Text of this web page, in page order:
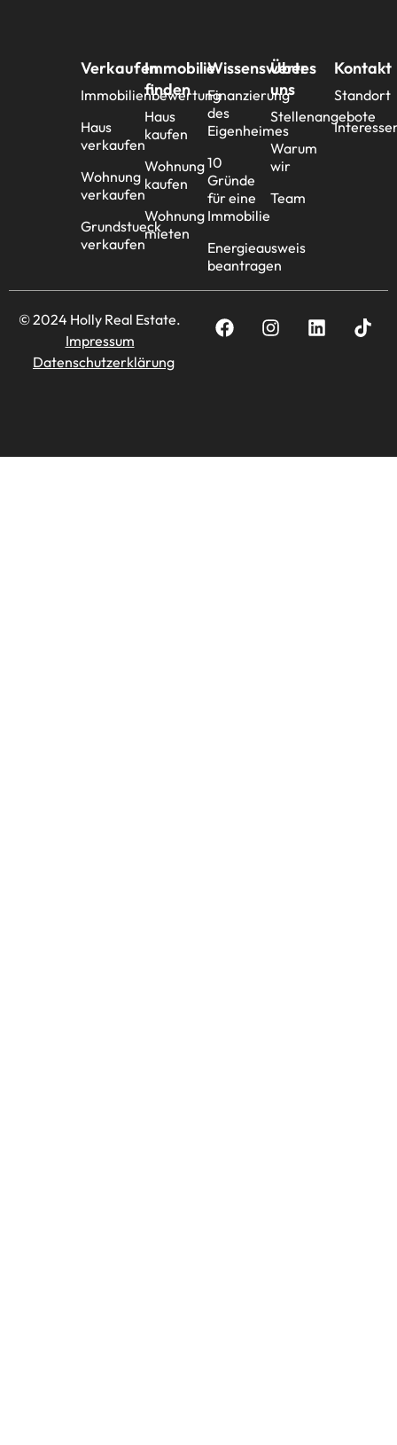
Verkaufen
Immobilienbewertung
Haus
verkaufen
Wohnung
verkaufen
Grundstueck
verkaufen
Immobilie
finden
Haus
kaufen
Wohnung
kaufen
Wohnung
mieten
Wissenswertes
Finanzierung
des
Eigenheimes
10
Gründe
für eine
Immobilie
Energieausweis
beantragen
Über
uns
Stellenangebote
Warum
wir
Team
Kontakt
Standort
© 2024 Holly Real Estate.
Impressum
Datenschutzerklärung